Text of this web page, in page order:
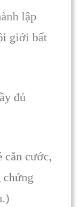
lập
giới bất
đủ
căn cước,
chứng